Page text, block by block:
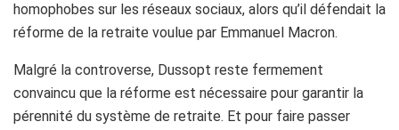
homophobes sur les réseaux sociaux, alors qu’il défendait la
réforme de la retraite voulue par Emmanuel Macron.
Malgré la controverse, Dussopt reste fermement
convaincu que la réforme est nécessaire pour garantir la
pérennité du système de retraite. Et pour faire passer